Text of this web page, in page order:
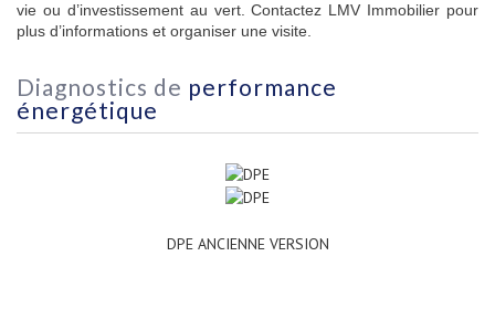
vie ou d’investissement au vert. Contactez LMV Immobilier pour
plus d’informations et organiser une visite.
diagnostics de performance
énergétique
DPE ANCIENNE VERSION